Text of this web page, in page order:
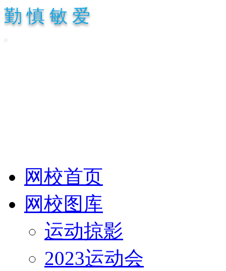
勤 慎 敏 爱
网校首页
网校图库
运动掠影
2023运动会